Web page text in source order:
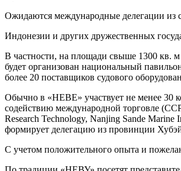
Ожидаются международные делегации
Индонезии и других дружественных
В частности, на площади свыше 1300 кв.
будет организован национальный
более 20 поставщиков судового
Обычно в «НЕВЕ» участвует не менее 30
содействию международной торговле
Research Technology, Nanjing Sande
формирует делегацию из провинции
С учетом положительного опыта и